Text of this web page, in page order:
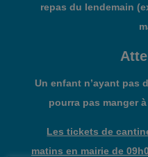
repas du lendemain
Un enfant n’ayant pas
pourra pas manger
Les tickets de
matins en mairie de